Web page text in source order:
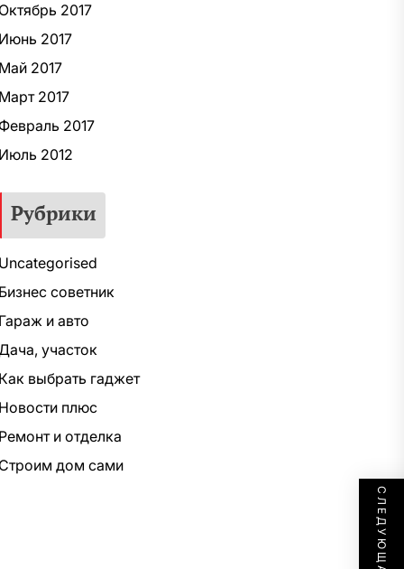
Октябрь 2017
Июнь 2017
Май 2017
Март 2017
Февраль 2017
Июль 2012
Рубрики
Uncategorised
Бизнес советник
Гараж и авто
участок
Как выбрать гаджет
Новости плюс
Ремонт и отделка
Строим дом сами